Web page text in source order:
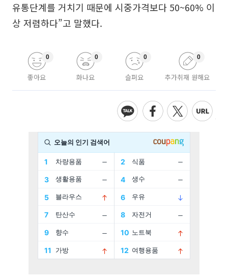
유통단계를 거치기 때문에 시중가격보다 50~60% 이
상 저렴하다”고 말했다.
좋아요
0
화나요
0
슬퍼요
0
추가취재 원해요
0